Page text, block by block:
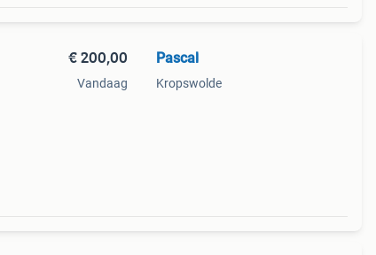
€ 200,00
Vandaag
Pascal
Kropswolde